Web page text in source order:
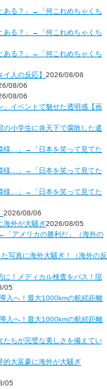
ある？」→「何これめちゃくち
ある？」→「何これめちゃくち
ある？」→「何これめちゃくち
人の反応】 2026/08/06
08/06
08/06
」イベントで魅せた透明感【画
の小学生に炎天下で腐敗した遺
様…」→「日本を笑って見てた
様…」→「日本を笑って見てた
様…」→「日本を笑って見てた
2026/08/06
海外が大騒ぎ2026/08/05
「アメリカの勝利だ」（海外の
写真に海外大騒ぎ！（海外の反
に！メディカル検査をパス！現
05
入へ！最大1000kmの航続距離
入へ！最大1000kmの航続距離
たちが完璧な美しさを備えてい
的大富豪に海外が大騒ぎ
05